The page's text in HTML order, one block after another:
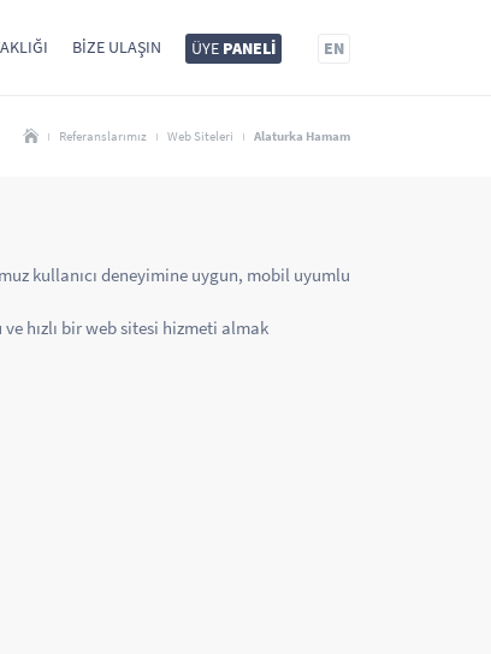
ÜYE PANELİ EN
BIZE ULAŞIN
Referanslarımız Web Siteleri Alaturka Hamam
kullanıcı deneyimine uygun, mobil uyumlu
hızlı bir web sitesi hizmeti almak